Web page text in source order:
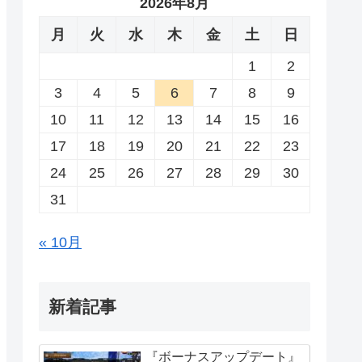
2026年8月
月
火 水 木 金 土
日
1
2
3
4 5 6 7 8
9
10
11 12 13 14 15
16
17
18 19 20 21 22
23
24
25 26 27 28 29
30
31
« 10月
新着記事
『ボーナスアップデート』